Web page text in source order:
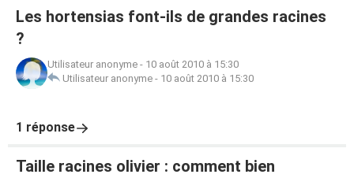
Les hortensias font-ils de grandes racines
?
Utilisateur anonyme - 10 août 2010 à 15:30
Utilisateur anonyme - 10 août 2010 à 15:30
1 réponse
Taille racines olivier : comment bien